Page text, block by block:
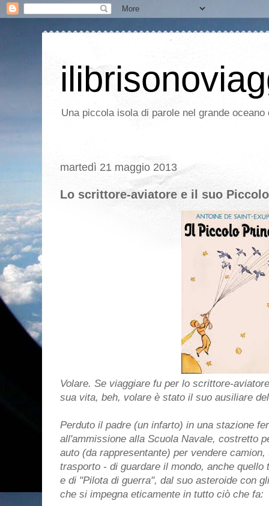
Una piccola isola di parole nel grande
martedì 21 maggio 2013
Lo scrittore-aviatore e il suo
Volare. Se viaggiare fu per lo scrittore-
sua vita, beh, volare è stato il suo ausiliare
Perduto il padre (un infarto) in una stazione
all'ammissione alla Scuola Navale, costretto
auto (da rappresentante) per vendere
trasporto - di guardare il mondo, anche
e di "Pilota di guerra", dal suo asteroide con
che si impegna eticamente in tutto ciò che fa: